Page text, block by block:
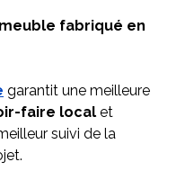
fabriqué en
garantit une meilleure
faire local et
suivi de la